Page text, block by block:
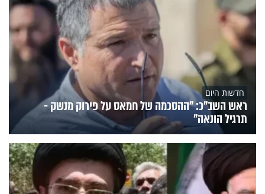
חדשות היום
ראש השב"כ: "ההסכמה של חמאס על פירוק מנשק -
תרגיל הונאה"